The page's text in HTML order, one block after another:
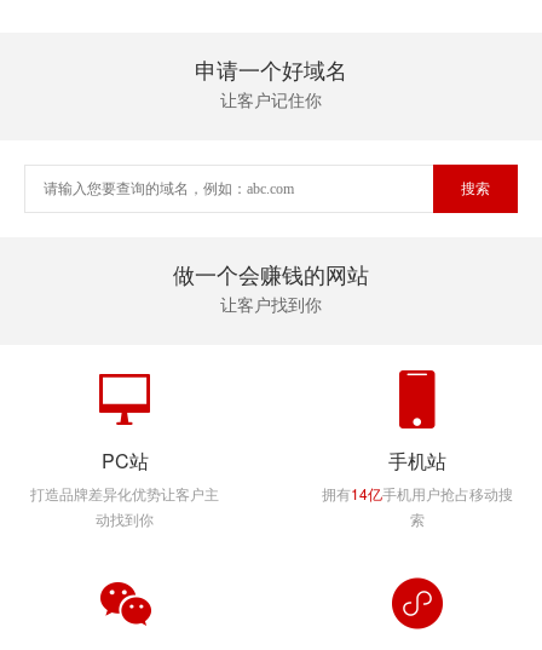
申请一个好域名
让客户记住你
做一个会赚钱的网站
让客户找到你
PC站
打造品牌差异化优势让客户主
动找到你
手机站
拥有14亿手机用户抢占移动搜
索